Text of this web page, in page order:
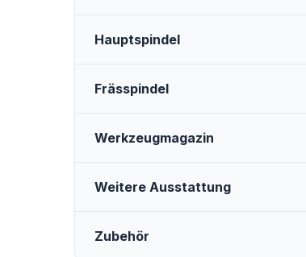
Hauptspindel
Frässpindel
Werkzeugmagazin
Weitere Ausstattung
Zubehör